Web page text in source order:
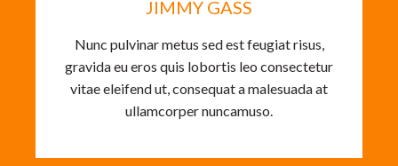
JIMMY GASS
Nunc pulvinar metus sed est feugiat risus,
gravida eu eros quis lobortis leo consectetur
vitae eleifend ut, consequat a malesuada at
ullamcorper nuncamuso.